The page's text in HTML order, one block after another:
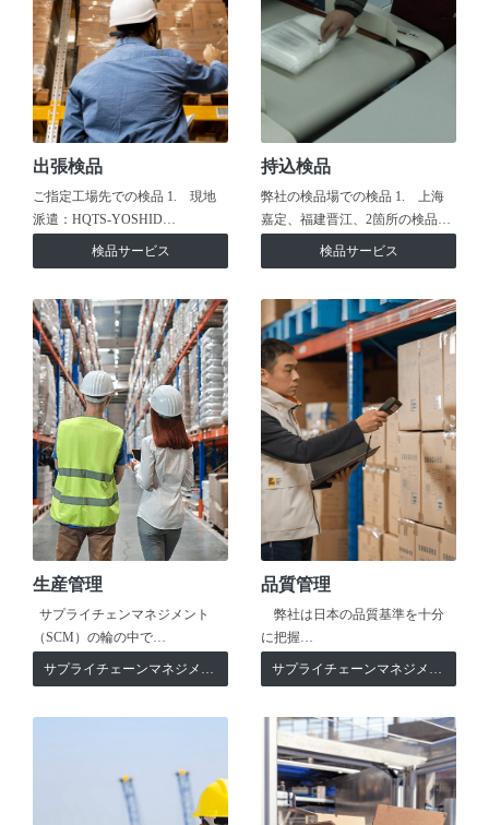
出張検品
ご指定工場先での検品 1. 現地
派遣：HQTS-YOSHID…
検品サービス
持込検品
弊社の検品場での検品 1. 上海
嘉定、福建晋江、2箇所の検品…
検品サービス
生産管理
サプライチェンマネジメント
（SCM）の輪の中で…
サプライチェーンマネジメント
品質管理
弊社は日本の品質基準を十分
に把握…
サプライチェーンマネジメント